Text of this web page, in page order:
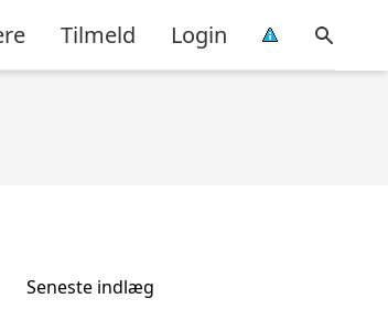
Tilmeld Login
Seneste indlæg